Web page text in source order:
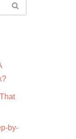
by-